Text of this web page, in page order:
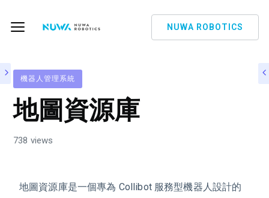
NUWA ROBOTICS
機器人管理系統
地圖資源庫
738 views
地圖資源庫是一個專為 Collibot 服務型機器人設計的